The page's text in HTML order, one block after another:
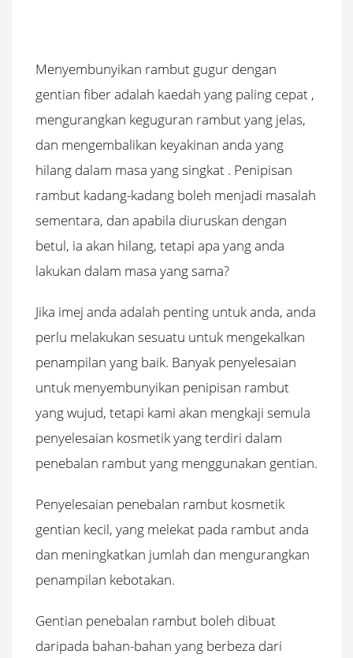
Menyembunyikan rambut gugur dengan
gentian fiber adalah kaedah yang paling cepat ,
mengurangkan keguguran rambut yang jelas,
dan mengembalikan keyakinan anda yang
hilang dalam masa yang singkat . Penipisan
rambut kadang-kadang boleh menjadi masalah
sementara, dan apabila diuruskan dengan
betul, ia akan hilang, tetapi apa yang anda
lakukan dalam masa yang sama?
Jika imej anda adalah penting untuk anda, anda
perlu melakukan sesuatu untuk mengekalkan
penampilan yang baik. Banyak penyelesaian
untuk menyembunyikan penipisan rambut
yang wujud, tetapi kami akan mengkaji semula
penyelesaian kosmetik yang terdiri dalam
penebalan rambut yang menggunakan gentian.
Penyelesaian penebalan rambut kosmetik
gentian kecil, yang melekat pada rambut anda
dan meningkatkan jumlah dan mengurangkan
penampilan kebotakan.
Gentian penebalan rambut boleh dibuat
daripada bahan-bahan yang berbeza dari